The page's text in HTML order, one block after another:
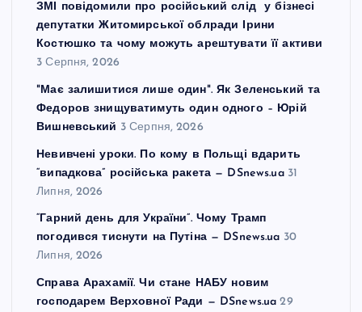
ЗМІ повідомили про російський слід у бізнесі
депутатки Житомирської облради Ірини
Костюшко та чому можуть арештувати її активи
3 Серпня, 2026
"Має залишитися лише один". Як Зеленський та
Федоров знищуватимуть один одного – Юрій
Вишневський 3 Серпня, 2026
Невивчені уроки. По кому в Польщі вдарить
“випадкова” російська ракета — DSnews.ua 31
Липня, 2026
“Гарний день для України”. Чому Трамп
погодився тиснути на Путіна — DSnews.ua 30
Липня, 2026
Справа Арахамії. Чи стане НАБУ новим
господарем Верховної Ради — DSnews.ua 29